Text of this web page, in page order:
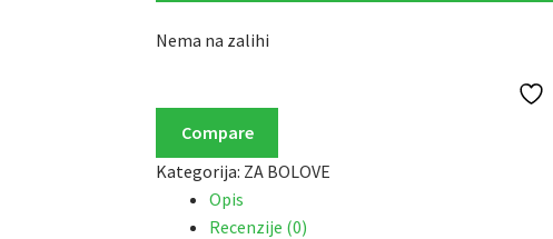
Nema na zalihi
Compare
Kategorija: ZA BOLOVE
Opis
Recenzije (0)